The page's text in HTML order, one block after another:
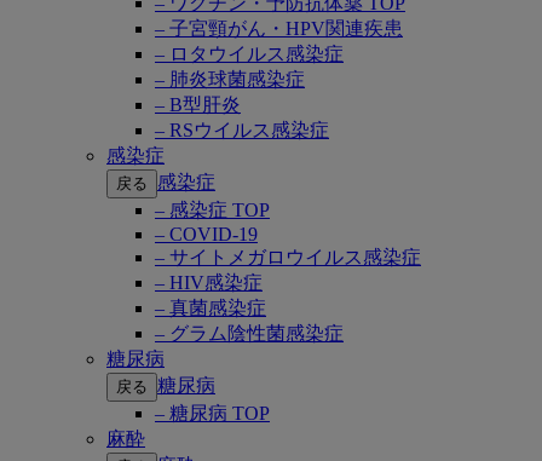
– 子宮頸がん・HPV関連疾患
– ロタウイルス感染症
– 肺炎球菌感染症
– B型肝炎
– RSウイルス感染症
感染症
戻る
感染症
– 感染症 TOP
– COVID-19
– サイトメガロウイルス感染症
– HIV感染症
– 真菌感染症
– グラム陰性菌感染症
糖尿病
戻る 糖尿病
– 糖尿病 TOP
麻酔